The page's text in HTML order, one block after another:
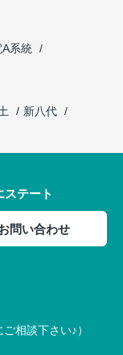
系統
新八代
テート
問い合わせ
相談下さい♪）